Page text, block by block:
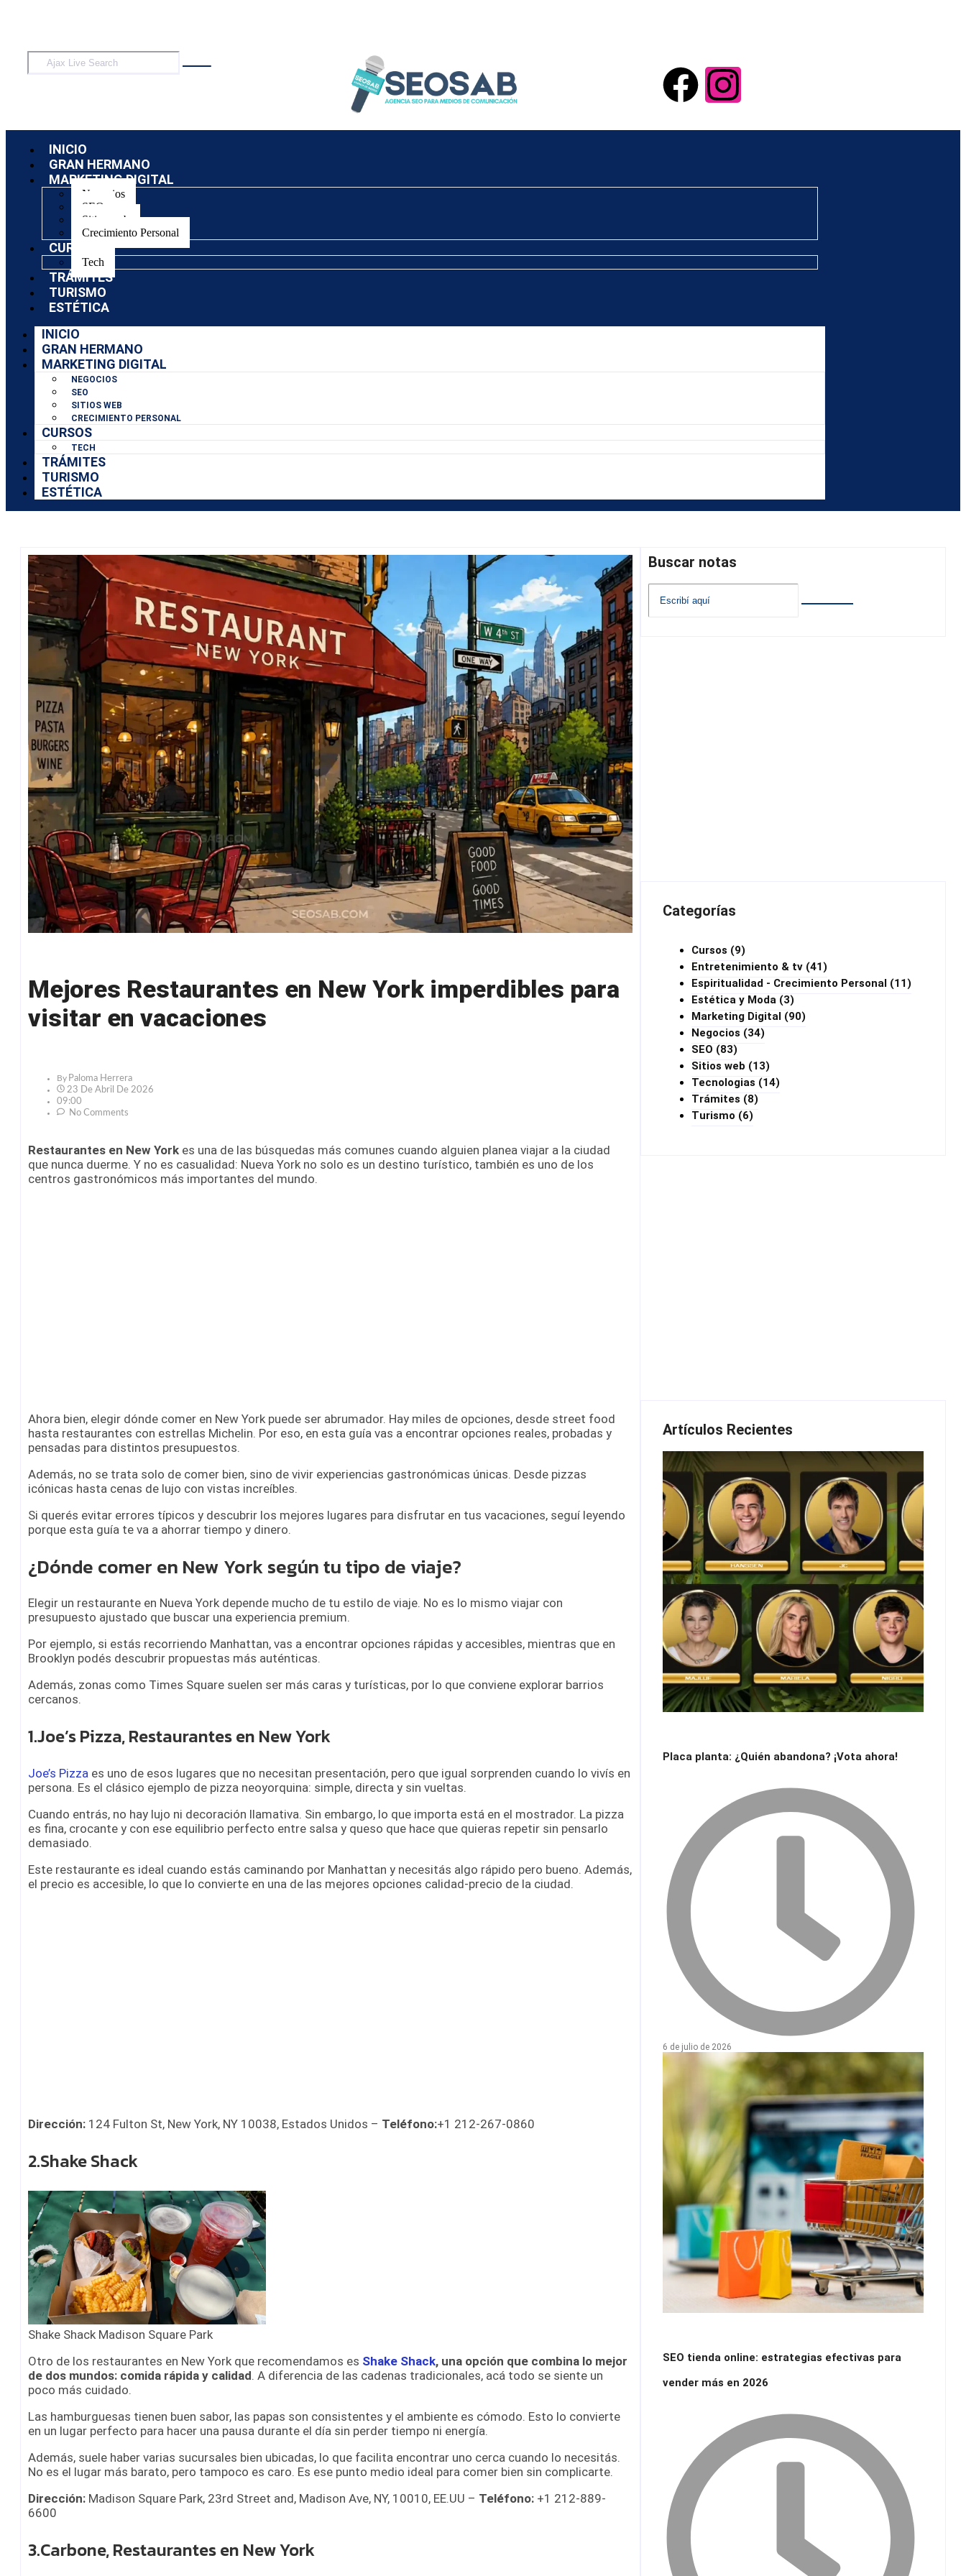
INICIO
GRAN HERMANO
MARKETING DIGITAL
Negocios
SEO
Sitios web
Crecimiento Personal
CURSOS
Tech
TRÁMITES
TURISMO
ESTÉTICA
INICIO
GRAN HERMANO
MARKETING DIGITAL
NEGOCIOS
SEO
SITIOS WEB
CRECIMIENTO PERSONAL
CURSOS
TECH
TRÁMITES
TURISMO
ESTÉTICA
Mejores Restaurantes en New York imperdibles para
visitar en vacaciones
By Paloma Herrera
23 De Abril De 2026
09:00
No Comments
Restaurantes en New York es una de las búsquedas más comunes cuando alguien planea viajar a la ciudad
que nunca duerme. Y no es casualidad: Nueva York no solo es un destino turístico, también es uno de los
centros gastronómicos más importantes del mundo.
Ahora bien, elegir dónde comer en New York puede ser abrumador. Hay miles de opciones, desde street food
hasta restaurantes con estrellas Michelin. Por eso, en esta guía vas a encontrar opciones reales, probadas y
pensadas para distintos presupuestos.
Además, no se trata solo de comer bien, sino de vivir experiencias gastronómicas únicas. Desde pizzas
icónicas hasta cenas de lujo con vistas increíbles.
Si querés evitar errores típicos y descubrir los mejores lugares para disfrutar en tus vacaciones, seguí leyendo
porque esta guía te va a ahorrar tiempo y dinero.
¿Dónde comer en New York según tu tipo de viaje?
Elegir un restaurante en Nueva York depende mucho de tu estilo de viaje. No es lo mismo viajar con
presupuesto ajustado que buscar una experiencia premium.
Por ejemplo, si estás recorriendo Manhattan, vas a encontrar opciones rápidas y accesibles, mientras que en
Brooklyn podés descubrir propuestas más auténticas.
Además, zonas como Times Square suelen ser más caras y turísticas, por lo que conviene explorar barrios
cercanos.
1.Joe’s Pizza, Restaurantes en New York
Joe’s Pizza es uno de esos lugares que no necesitan presentación, pero que igual sorprenden cuando lo vivís en
persona. Es el clásico ejemplo de pizza neoyorquina: simple, directa y sin vueltas.
Cuando entrás, no hay lujo ni decoración llamativa. Sin embargo, lo que importa está en el mostrador. La pizza
es fina, crocante y con ese equilibrio perfecto entre salsa y queso que hace que quieras repetir sin pensarlo
demasiado.
Este restaurante es ideal cuando estás caminando por Manhattan y necesitás algo rápido pero bueno. Además,
el precio es accesible, lo que lo convierte en una de las mejores opciones calidad-precio de la ciudad.
Dirección: 124 Fulton St, New York, NY 10038, Estados Unidos – Teléfono:+1 212-267-0860
2.Shake Shack
Shake Shack Madison Square Park
Otro de los restaurantes en New York que recomendamos es Shake Shack, una opción que combina lo mejor
de dos mundos: comida rápida y calidad. A diferencia de las cadenas tradicionales, acá todo se siente un
poco más cuidado.
Las hamburguesas tienen buen sabor, las papas son consistentes y el ambiente es cómodo. Esto lo convierte
en un lugar perfecto para hacer una pausa durante el día sin perder tiempo ni energía.
Además, suele haber varias sucursales bien ubicadas, lo que facilita encontrar uno cerca cuando lo necesitás.
No es el lugar más barato, pero tampoco es caro. Es ese punto medio ideal para comer bien sin complicarte.
Dirección: Madison Square Park, 23rd Street and, Madison Ave, NY, 10010, EE.UU – Teléfono: +1 212-889-
6600
3.Carbone, Restaurantes en New York
Buscar notas
Categorías
Cursos (9)
Entretenimiento & tv(41)
Espiritualidad - Crecimiento Personal (11)
Estética y Moda(3)
Marketing Digital (90)
Negocios (34)
SEO (83)
Sitios web (13)
Tecnologias (14)
Trámites (8)
Turismo (6)
Artículos Recientes
Placa planta: ¿Quién abandona? ¡Vota ahora!
6 de julio de 2026
SEO tienda online: estrategias efectivas para
vender más en 2026